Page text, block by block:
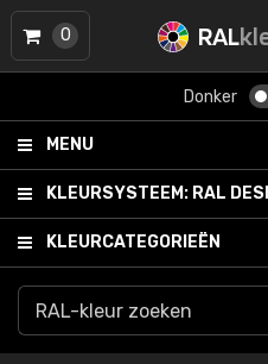
RAL
Donker
MENU
KLEURSYSTEEM: RAL
KLEURCATEGORIEËN
0